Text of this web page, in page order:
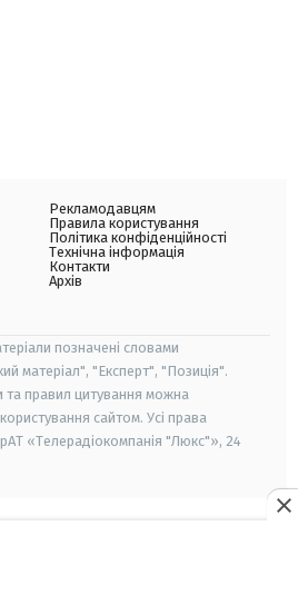
Рекламодавцям
Правила користування
Політика конфіденційності
Технічна інформація
Контакти
Архів
позначені словами
матеріал", "Експерт", "Позиція".
правил цитування можна
сайтом. Усі права
«Телерадіокомпанія "Люкс"», 24